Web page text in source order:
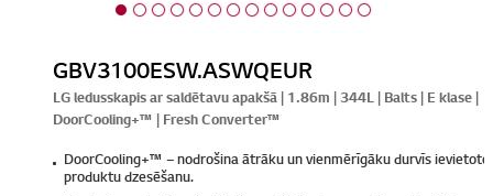
GBV3100ESW.ASWQEUR
LG ledusskapis ar saldētavu apakšā | 1.86m | 344L | Balts | E klase |
DoorCooling+™ | Fresh Converter™
DoorCooling+™ – nodrošina ātrāku un vienmērīgāku durvīs ievietoto
produktu dzesēšanu.